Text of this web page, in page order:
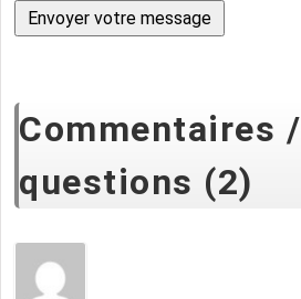
Commentaires /
questions (2)